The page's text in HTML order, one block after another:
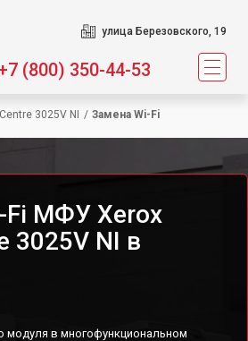
улица Березовского, 19
(800) 350-44-53
3025V NI / Замена Wi-Fi
Fi МФУ Xerox
3025V NI в
модуля в многофункциональном